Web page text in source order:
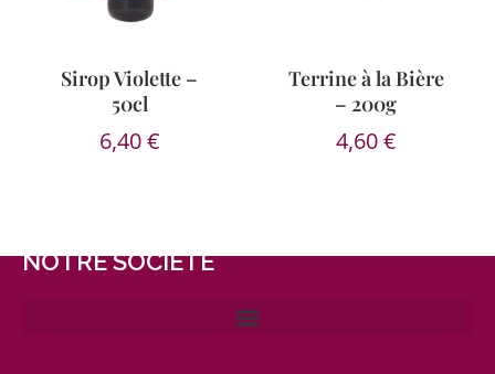
Sirop Violette –
50cl
6,40€
Terrine à la Bière
– 200g
4,60€
NOTRE SOCIÉTÉ